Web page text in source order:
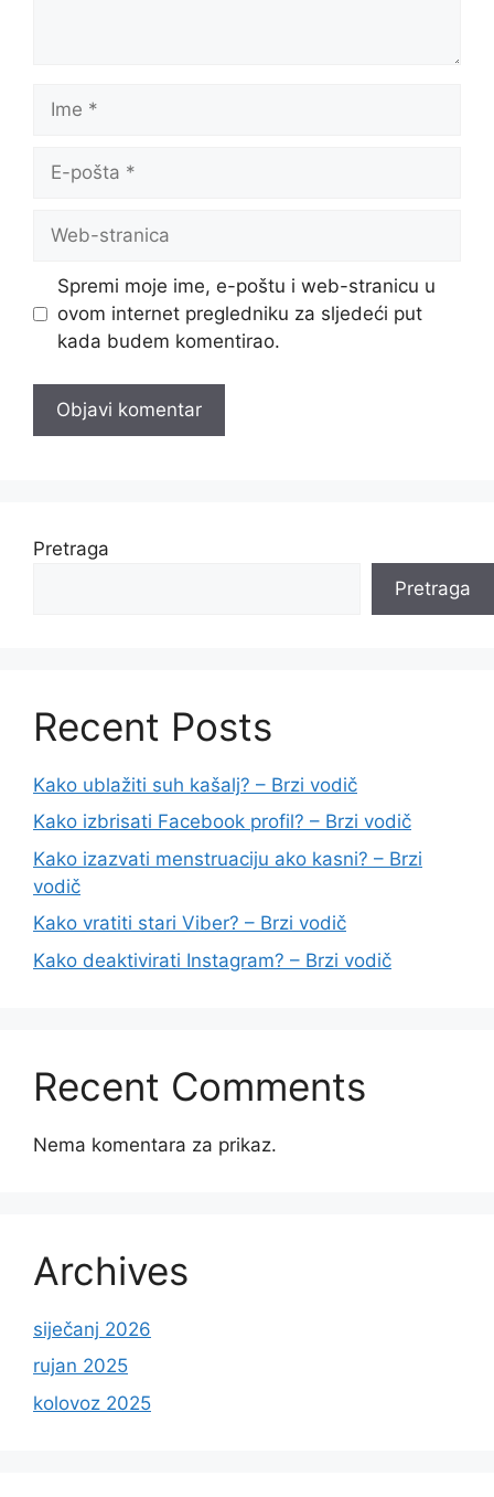
Ime
pošta
Web-
Spremi moje ime, e-poštu i web-stranicu u
ovom internet pregledniku za sljedeći put
kada budem komentirao.
Pretraga
Pretraga
Recent Posts
Kako ublažiti suh kašalj? – Brzi vodič
Kako izbrisati Facebook profil? – Brzi vodič
Kako izazvati menstruaciju ako kasni? – Brzi
vodič
Kako vratiti stari Viber? – Brzi vodič
Kako deaktivirati Instagram? – Brzi vodič
Recent Comments
Nema komentara za prikaz.
Archives
siječanj 2026
rujan 2025
kolovoz 2025